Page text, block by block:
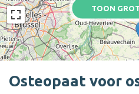
TOON
Osteopaat voor